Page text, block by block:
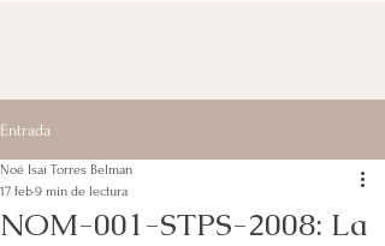
Entrada
NOM-001-STPS-2008: La
Noé Isaí Torres Belman
17 feb9 min de lectura